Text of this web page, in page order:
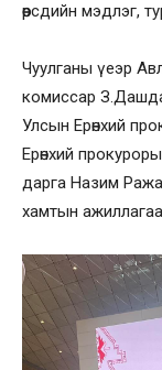
өөрсдийн мэдлэг,
Чуулганы үеэр
комиссар
Улсын Ерөнхий
Ерөнхий
дарга Назим
хамтын